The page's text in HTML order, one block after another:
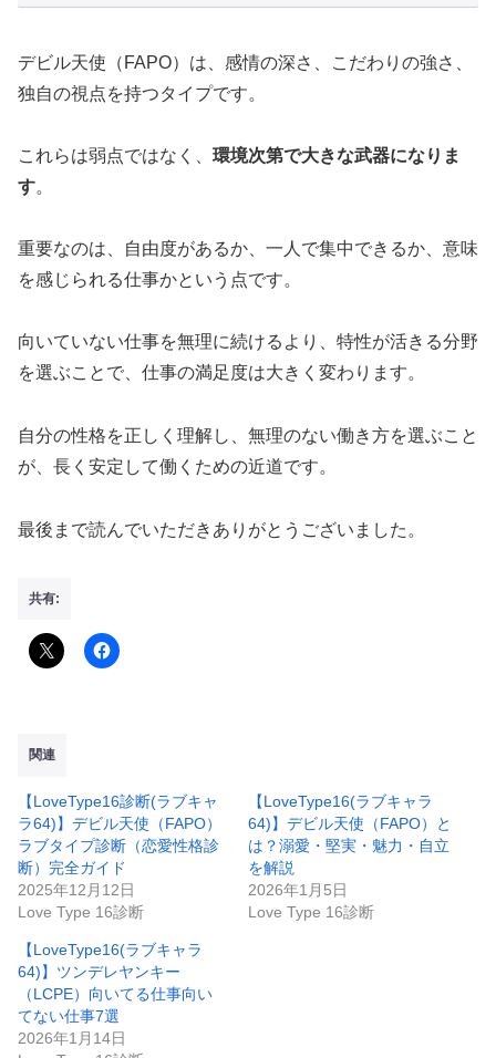
デビル天使（FAPO）は、感情の深さ、こだわりの強さ、
独自の視点を持つタイプです。
これらは弱点ではなく、 環境次第で大きな武器になりま
す。
重要なのは、自由度があるか、一人で集中できるか、意味
を感じられる仕事かという点です。
向いていない仕事を無理に続けるより、特性が活きる分野
を選ぶことで、仕事の満足度は大きく変わります。
自分の性格を正しく理解し、無理のない働き方を選ぶこと
が、長く安定して働くための近道です。
最後まで読んでいただきありがとうございました。
共有:
関連
【LoveType16診断(ラブキャ
ラ64)】デビル天使（FAPO）
ラブタイプ診断（恋愛性格診
断）完全ガイド
2025年12月12日
Love Type 16診断
【LoveType16(ラブキャラ
64)】デビル天使（FAPO）と
は？溺愛・堅実・魅力・自立
を解説
2026年1月5日
Love Type 16診断
【LoveType16(ラブキャラ
64)】ツンデレヤンキー
（LCPE）向いてる仕事向い
てない仕事7選
2026年1月14日